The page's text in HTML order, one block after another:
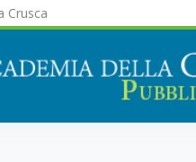
Crusca